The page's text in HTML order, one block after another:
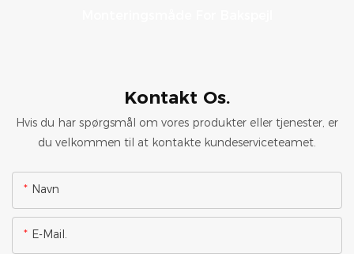
Kontakt Os.
Hvis du har spørgsmål om vores produkter eller tjenester, er
du velkommen til at kontakte kundeserviceteamet.
Navn
E-Mail.